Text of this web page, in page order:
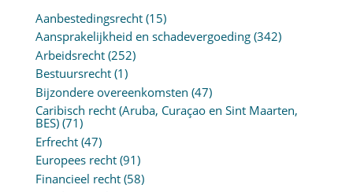
Aanbestedingsrecht(15)
Aansprakelijkheid en schadevergoeding(342)
Arbeidsrecht(252)
Bestuursrecht(1)
Bijzondere overeenkomsten (47)
Caribisch recht (Aruba, Curaçao en Sint Maarten,
BES)(71)
Erfrecht(47)
Europees recht(91)
Financieel recht(58)